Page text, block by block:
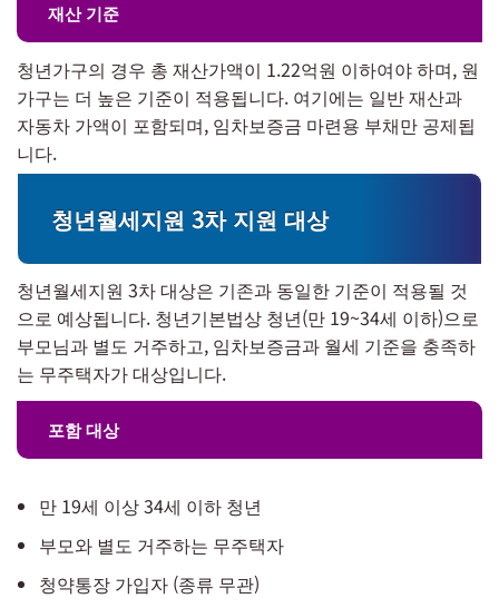
재산 기준
청년가구의 경우 총 재산가액이 1.22억원 이하여야 하며, 원
가구는 더 높은 기준이 적용됩니다. 여기에는 일반 재산과
자동차 가액이 포함되며, 임차보증금 마련용 부채만 공제됩
니다.
청년월세지원 3차 지원 대상
청년월세지원 3차 대상은 기존과 동일한 기준이 적용될 것
으로 예상됩니다. 청년기본법상 청년(만 19~34세 이하)으로
부모님과 별도 거주하고, 임차보증금과 월세 기준을 충족하
는 무주택자가 대상입니다.
포함 대상
만 19세 이상 34세 이하 청년
부모와 별도 거주하는 무주택자
청약통장 가입자 (종류 무관)